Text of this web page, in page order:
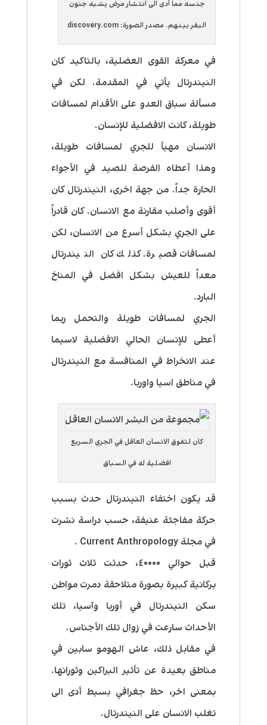
جنسه مما أدى الى انتشار مرض يشبه جنون
البقر بينهم. مصدر الصورة: discovery.com
في معركة القوى العضلية، بالتاكيد كان
النيندرتال يأتي في المقدمة. لكن في
مسألة سباق العدو على الأقدام لمسافات
طويلة، كانت الافضلية للإنسان.
الانسان مهيأ للجري لمسافات طويلة،
وهذا أعطاه الفرصة للصيد في الأجواء
الحارة جداً. من جهة اخرى، النيندرتال كان
أقوى وأصلب مقارنة مع الانسان. كان قادراً
على الجري بشكل أسرع من الانسان، لكن
لمسافات قصيرة. كذلك كان النيندرتال
معداً للعيش بشكل افضل في المناخ
البارد.
الجري لمسافات طويلة والتحمل ربما
أعطى للإنسان الحالي الافضلية لاسيما
عند الانخراط في المنافسة مع النيندرتال
في مناطق اسيا واوربا.
كان لتفوق الانسان العاقل في الجري السريع
افضلية له في السباق
قد يكون اختفاء النيندرتال حدث بسبب
حركة مفاجئة عنيفة، حسب دراسة نشرت
في مجلة Current Anthropology .
قبل حوالي ٤٠٠٠٠، حدثت ثلاث ثورات
بركانية كبيرة بصورة متلاحقة دمرت مواطن
سكن النيندرتال في أوربا وآسيا، تلك
الأحداث سارعت في زوال تلك الأجناس.
في مقابل ذلك، عاش الـهومو سابين في
مناطق بعيدة عن تأثير البراكين وثورانها.
بمعنى اخر، حظ جغرافي بسيط أدى الى
تغلب الانسان على النيندرتال.